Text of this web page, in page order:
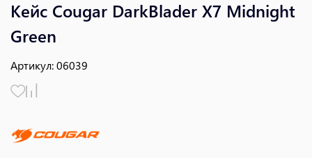
Кейс Cougar DarkBlader X7 Midnight
Green
Артикул:06039